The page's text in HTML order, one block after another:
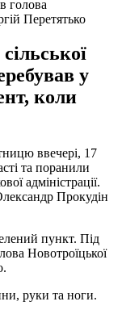
голова
Перетятько
у
коли
ввечері, 17
та поранили
адміністрації.
Прокудін
пункт. Під
Новотроїцької
руки та ноги.